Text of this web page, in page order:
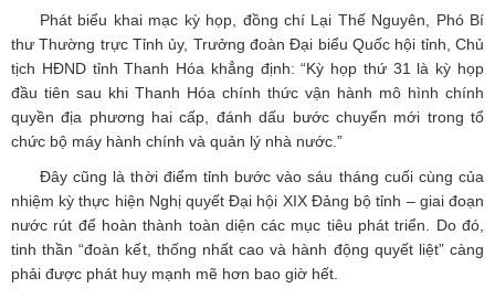
Phát biểu khai mạc kỳ họp, đồng chí Lại Thế Nguyên, Phó Bí
thư Thường trực Tỉnh ủy, Trưởng đoàn Đại biểu Quốc hội tỉnh, Chủ
tịch HĐND tỉnh Thanh Hóa khẳng định: “Kỳ họp thứ 31 là kỳ họp
đầu tiên sau khi Thanh Hóa chính thức vận hành mô hình chính
quyền địa phương hai cấp, đánh dấu bước chuyển mới trong tổ
chức bộ máy hành chính và quản lý nhà nước.”
Đây cũng là thời điểm tỉnh bước vào sáu tháng cuối cùng của
nhiệm kỳ thực hiện Nghị quyết Đại hội XIX Đảng bộ tỉnh – giai đoạn
nước rút để hoàn thành toàn diện các mục tiêu phát triển. Do đó,
tinh thần “đoàn kết, thống nhất cao và hành động quyết liệt” càng
phải được phát huy mạnh mẽ hơn bao giờ hết.